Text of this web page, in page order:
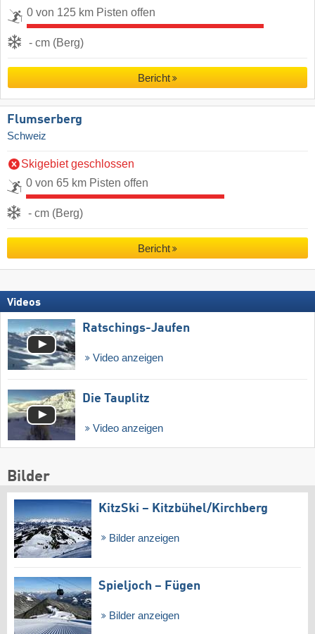
0 von 125 km Pisten offen
- cm (Berg)
Bericht
Flumserberg
Schweiz
Skigebiet geschlossen
0 von 65 km Pisten offen
- cm (Berg)
Bericht
Videos
Ratschings-Jaufen
Video anzeigen
Die Tauplitz
Video anzeigen
Bilder
KitzSki – Kitzbühel/​Kirchberg
Bilder anzeigen
Spieljoch – Fügen
Bilder anzeigen